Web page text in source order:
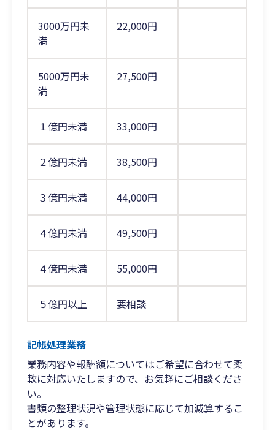
3000万円未
満
22,000円
5000万円未
満
27,500円
１億円未満 33,000円
２億円未満 38,500円
３億円未満 44,000円
４億円未満 49,500円
４億円未満 55,000円
５億円以上 要相談
記帳処理業務
業務内容や報酬額についてはご希望に合わせて柔
軟に対応いたしますので、お気軽にご相談くださ
い。
書類の整理状況や管理状態に応じて加減算するこ
とがあります。